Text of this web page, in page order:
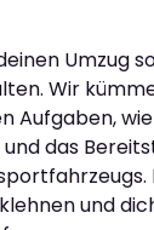
Umzug
Wir
Aufgaben, wie
das
und